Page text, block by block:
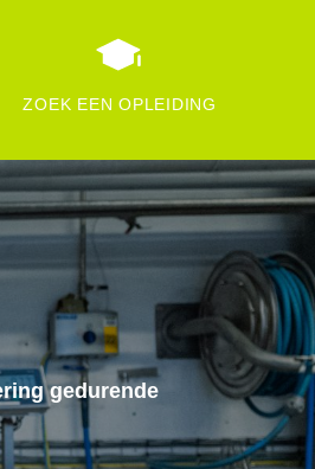
ZOEK EEN OPLEIDING
gedurende